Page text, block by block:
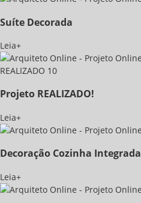
Suíte Decorada
Leia+
Projeto REALIZADO!
Leia+
Decoração Cozinha Integrada
Leia+